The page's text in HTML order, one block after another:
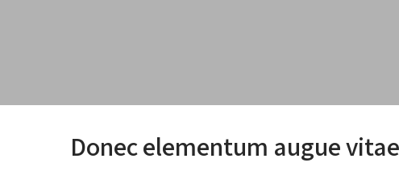
Donec elementum augue vitae